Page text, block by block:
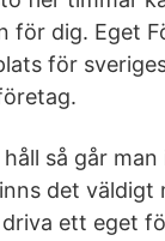
för dig. Eget
för
så går
det väldigt
ett eget